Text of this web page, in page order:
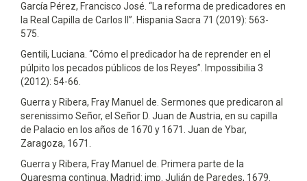
García Pérez, Francisco José. “La reforma de predicadores en
la Real Capilla de Carlos II”. Hispania Sacra 71 (2019): 563-
575.
Gentili, Luciana. “Cómo el predicador ha de reprender en el
púlpito los pecados públicos de los Reyes”. Impossibilia 3
(2012): 54-66.
Guerra y Ribera, Fray Manuel de. Sermones que predicaron al
serenissimo Señor, el Señor D. Juan de Austria, en su capilla
de Palacio en los años de 1670 y 1671. Juan de Ybar,
Zaragoza, 1671.
Guerra y Ribera, Fray Manuel de. Primera parte de la
Quaresma continua. Madrid: imp. Julián de Paredes, 1679.